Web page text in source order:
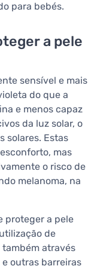
para bebés.
a pele
sensível e mais
do que a
e menos capaz
da luz solar, o
solares. Estas
mas
o risco de
melanoma, na
proteger a pele
de
através
outras barreiras